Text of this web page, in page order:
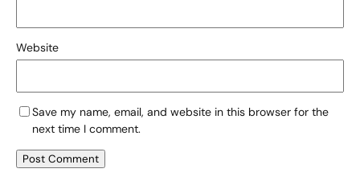
Website
Save my name, email, and website in this browser for the
next time I comment.